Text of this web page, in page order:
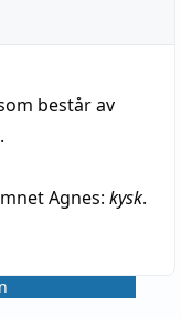
består av
.
Agnes: kysk.